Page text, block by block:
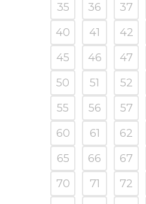
35
36 37
40
41 42
45
46 47
50
51 52
55
56 57
60
61 62
65
66 67
70
71 72